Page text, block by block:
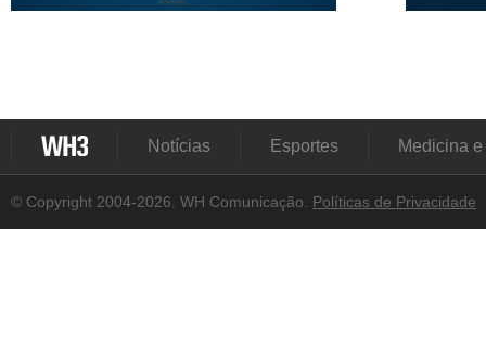
Notícias Esportes Medicina
© Copyright 2004-2026. WH Comunicação. Políticas de Privacidade